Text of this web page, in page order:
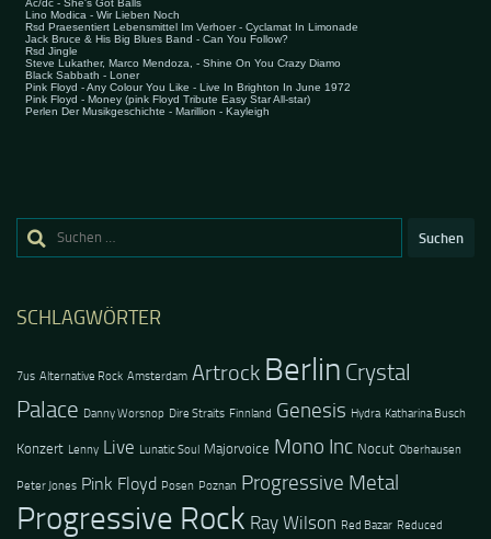
Suchen
SCHLAGWÖRTER
7us Alternative Rock Amsterdam Artrock Berlin Crystal
Palace Danny Worsnop Dire Straits Finnland Genesis Hydra Katharina Busch
Konzert Lenny Live Lunatic Soul Majorvoice Mono Inc Nocut Oberhausen
Peter Jones Pink Floyd Posen Poznan Progressive Metal
Progressive Rock Ray Wilson Red Bazar Reduced